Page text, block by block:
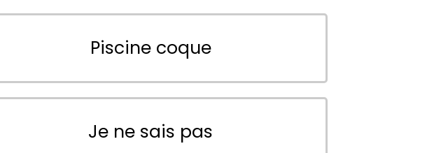
Piscine coque
Je ne sais pas